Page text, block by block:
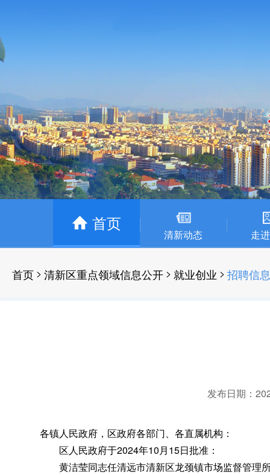
首页
清新动态 走
首页 > 清新区重点领域信息公开 > 就业创业 > 招聘信息
发布日期：
各镇人民政府 ， 区政府各部门、各直属机构：
区人民政府于2024年10月15日批准：
黄洁莹同志任清远市清新区龙颈镇市场监督管理